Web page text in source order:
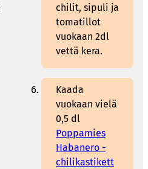
chilit, sipuli ja
tomatillot
vuokaan 2dl
vettä kera.
Kaada
vuokaan vielä
0,5 dl
Poppamies
Habanero -
chilikastikett